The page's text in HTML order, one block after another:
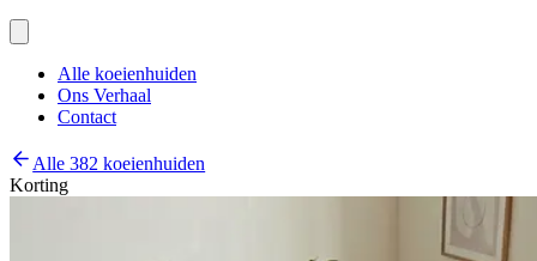
Alle koeienhuiden
Ons Verhaal
Contact
Alle 382 koeienhuiden
Korting